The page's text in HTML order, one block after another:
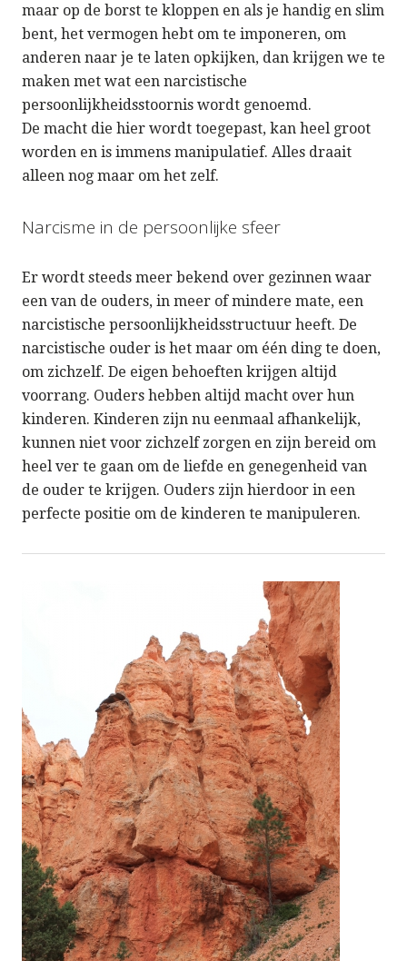
maar op de borst te kloppen en als je handig en slim
bent, het vermogen hebt om te imponeren, om
anderen naar je te laten opkijken, dan krijgen we te
maken met wat een narcistische
persoonlijkheidsstoornis wordt genoemd.
De macht die hier wordt toegepast, kan heel groot
worden en is immens manipulatief. Alles draait
alleen nog maar om het zelf.
Narcisme in de persoonlijke sfeer
Er wordt steeds meer bekend over gezinnen waar
een van de ouders, in meer of mindere mate, een
narcistische persoonlijkheidsstructuur heeft. De
narcistische ouder is het maar om één ding te doen,
om zichzelf. De eigen behoeften krijgen altijd
voorrang. Ouders hebben altijd macht over hun
kinderen. Kinderen zijn nu eenmaal afhankelijk,
kunnen niet voor zichzelf zorgen en zijn bereid om
heel ver te gaan om de liefde en genegenheid van
de ouder te krijgen. Ouders zijn hierdoor in een
perfecte positie om de kinderen te manipuleren.